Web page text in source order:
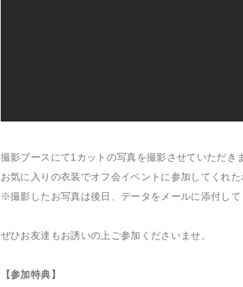
撮影ブースにて1カットの写真を撮影させていただき
お気に入りの衣装でオフ会イベントに参加してくれ
※撮影したお写真は後日、データをメールに添付して
ぜひお友達もお誘いの上ご参加くださいませ。
【参加特典】